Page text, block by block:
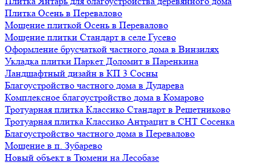
Плитка Осень в Перевалово
Мощение плиткой Осень в Перевалово
Мощение плитки Стандарт в селе Гусево
Оформление брусчаткой частного дома в Винзилях
Укладка плитки Паркет Доломит в Паренкина
Ландшафтный дизайн в КП 3 Сосны
Благоустройство частного дома в Дударева
Комплексное благоустройство дома в Комарово
Тротуарная плитка Классико Стандарт в Решетниково
Тротуарная плитка Классико Антрацит в СНТ Сосенка
Благоустройство частного дома в Перевалово
Мощение в п. Зубарево
Новый объект в Тюмени на Лесобазе